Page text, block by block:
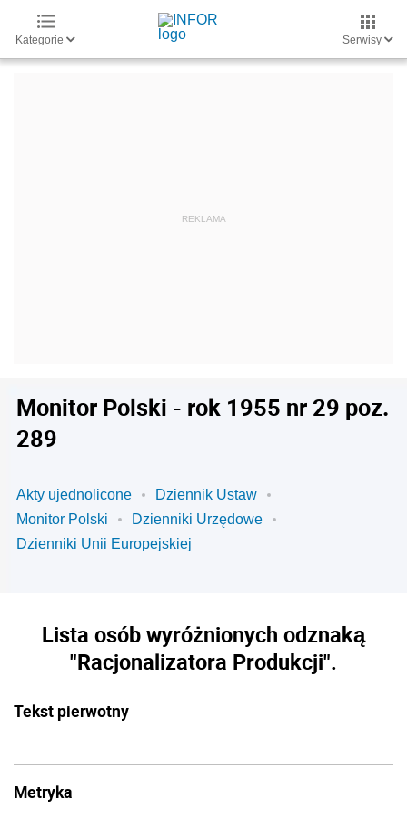
Kategorie Serwisy
Monitor Polski - rok 1955 nr 29 poz.
289
Akty ujednolicone
Dziennik Ustaw
Monitor Polski
Dzienniki Urzędowe
Dzienniki Unii Europejskiej
Lista osób wyróżnionych odznaką
"Racjonalizatora Produkcji".
Tekst pierwotny
Metryka